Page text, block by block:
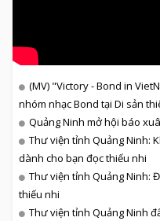
(MV) "Victory - Bond in
nhóm nhạc Bond tại Di sản
Quảng Ninh mở hội báo
Thư viện tỉnh Quảng Ninh:
dành cho bạn đọc thiếu nhi
Thư viện tỉnh Quảng Ninh:
thiếu nhi
Thư viện tỉnh Quảng Ninh